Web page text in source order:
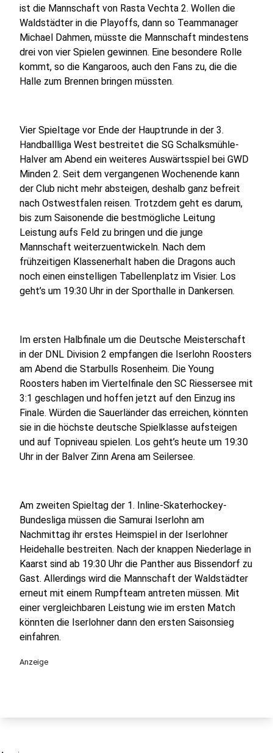
ist die Mannschaft von Rasta Vechta 2. Wollen die
Waldstädter in die Playoffs, dann so Teammanager
Michael Dahmen, müsste die Mannschaft mindestens
drei von vier Spielen gewinnen. Eine besondere Rolle
kommt, so die Kangaroos, auch den Fans zu, die die
Halle zum Brennen bringen müssten.
Vier Spieltage vor Ende der Hauptrunde in der 3.
Handballliga West bestreitet die SG Schalksmühle-
Halver am Abend ein weiteres Auswärtsspiel bei GWD
Minden 2. Seit dem vergangenen Wochenende kann
der Club nicht mehr absteigen, deshalb ganz befreit
nach Ostwestfalen reisen. Trotzdem geht es darum,
bis zum Saisonende die bestmögliche Leitung
Leistung aufs Feld zu bringen und die junge
Mannschaft weiterzuentwickeln. Nach dem
frühzeitigen Klassenerhalt haben die Dragons auch
noch einen einstelligen Tabellenplatz im Visier. Los
geht’s um 19:30 Uhr in der Sporthalle in Dankersen.
Im ersten Halbfinale um die Deutsche Meisterschaft
in der DNL Division 2 empfangen die Iserlohn Roosters
am Abend die Starbulls Rosenheim. Die Young
Roosters haben im Viertelfinale den SC Riessersee mit
3:1 geschlagen und hoffen jetzt auf den Einzug ins
Finale. Würden die Sauerländer das erreichen, könnten
sie in die höchste deutsche Spielklasse aufsteigen
und auf Topniveau spielen. Los geht’s heute um 19:30
Uhr in der Balver Zinn Arena am Seilersee.
Am zweiten Spieltag der 1. Inline-Skaterhockey-
Bundesliga müssen die Samurai Iserlohn am
Nachmittag ihr erstes Heimspiel in der Iserlohner
Heidehalle bestreiten. Nach der knappen Niederlage in
Kaarst sind ab 19:30 Uhr die Panther aus Bissendorf zu
Gast. Allerdings wird die Mannschaft der Waldstädter
erneut mit einem Rumpfteam antreten müssen. Mit
einer vergleichbaren Leistung wie im ersten Match
könnten die Iserlohner dann den ersten Saisonsieg
einfahren.
Anzeige